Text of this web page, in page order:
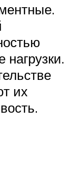
нагрузки.
их